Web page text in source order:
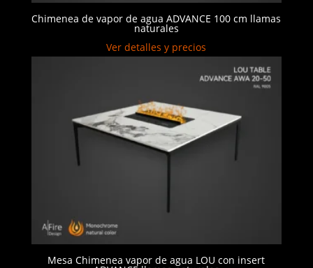
Chimenea de vapor de agua ADVANCE 100 cm llamas
naturales
Ver detalles y precios
Mesa Chimenea vapor de agua LOU con insert